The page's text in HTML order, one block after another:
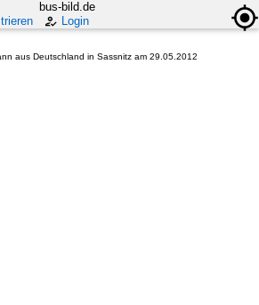
bus-bild.de
Login
aus Deutschland in Sassnitz am 29.05.2012